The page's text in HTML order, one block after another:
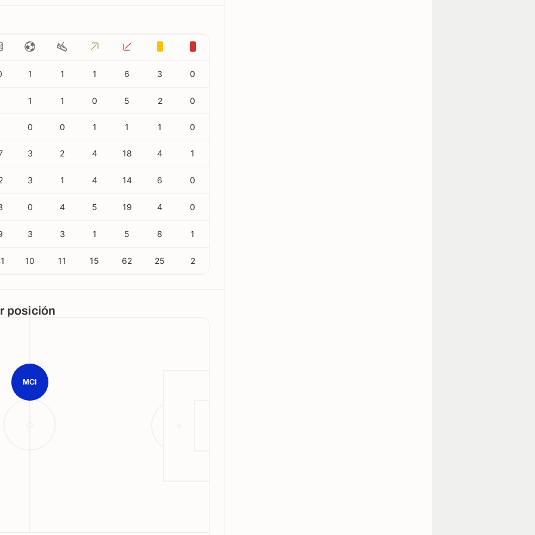
1 1 1 6 3 0
1 1 0 5 2 0
0 0 1 1 1 0
3 2 4 18 4 1
3 1 4 14 6 0
0 4 5 19 4 0
3 3 1 5 8 1
10 11 15 62 25 2
posición
MCI